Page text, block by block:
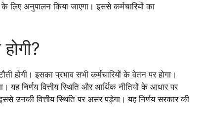
लिए अनुपालन किया जाएगा। इससे कर्मचारियों का
होगी। इसका प्रभाव सभी कर्मचारियों के वेतन पर होगा।
यह निर्णय वित्तीय स्थिति और आर्थिक नीतियों के आधार पर
उनकी वित्तीय स्थिति पर असर पड़ेगा। यह निर्णय सरकार की